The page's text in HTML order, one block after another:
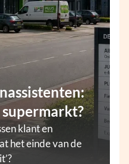
klant en
het einde van de